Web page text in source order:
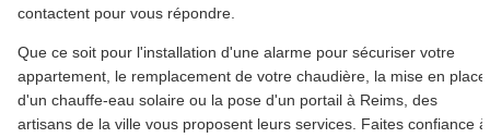
contactent pour vous répondre.
Que ce soit pour l'installation d'une alarme pour sécuriser votre
appartement, le remplacement de votre chaudière, la mise en place
d'un chauffe-eau solaire ou la pose d'un portail à Reims, des
artisans de la ville vous proposent leurs services. Faites confiance à